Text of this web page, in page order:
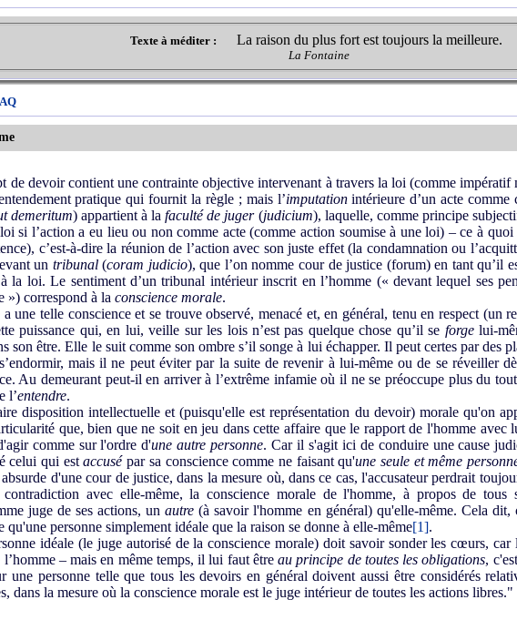
Texte à méditer : La raison du plus fort est toujours la meilleure.
La Fontaine
de devoir contient une contrainte objective intervenant à travers la loi (comme
pratique qui fournit la règle ; mais l’imputationintérieure d’un acte comme
demeritum) appartient à lafaculté de juger(judicium), laquelle, comme principe
si l’action a eu lieu ou non comme acte (comme action soumise à une loi) – ce à
c’est-à-dire la réunion de l’action avec son juste effet (la condamnation ou
un tribunal(coram judicio), que l’on nomme cour de justice (forum) en tant qu’il
la loi. Le sentiment d’un tribunal intérieur inscrit en l’homme (« devant lequel ses
») correspond à la conscience morale.
une telle conscience et se trouve observé, menacé et, en général, tenu en respect (un
puissance qui, en lui, veille sur les lois n’est pas quelque chose qu’il se forgelui-
son être. Elle le suit comme son ombre s’il songe à lui échapper. Il peut certes par des
mais il ne peut éviter par la suite de revenir à lui-même ou de se réveiller
Au demeurant peut-il en arriver à l’extrême infamie où il ne se préoccupe plus du
l’entendre.
disposition intellectuelle et (puisqu'elle est représentation du devoir) morale qu'on
que, bien que ne soit en jeu dans cette affaire que le rapport de l'homme
comme sur l'ordre d'une autre personne. Car il s'agit ici de conduire une cause
celui qui estaccusépar sa conscience comme ne faisant qu'une seule et même
d'une cour de justice, dans la mesure où, dans ce cas, l'accusateur perdrait
avec elle-même, la conscience morale de l'homme, à propos de tous
juge de ses actions, unautre (à savoir l'homme en général) qu'elle-même. Cela dit,
qu'une personne simplement idéale que la raison se donne à elle-même[1].
idéale (le juge autorisé de la conscience morale) doit savoir sonder les cœurs, car
– mais en même temps, il lui faut êtreau principe de toutes les obligations,
une personne telle que tous les devoirs en général doivent aussi être considérés
dans la mesure où la conscience morale est le juge intérieur de toutes les actions libres."